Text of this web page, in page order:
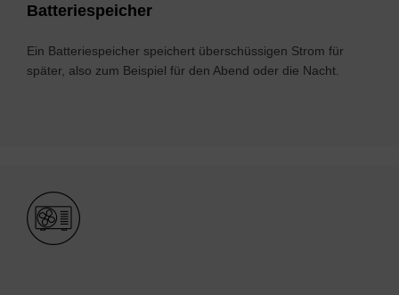
Bat­te­rie­spei­cher
Ein Batteriespeicher speichert überschüssigen Strom für
später, also zum Beispiel für den Abend oder die Nacht.
Bild